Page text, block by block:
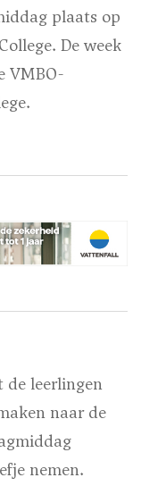
plaats op
De week
VMBO-
de leerlingen
naar de
nemen.